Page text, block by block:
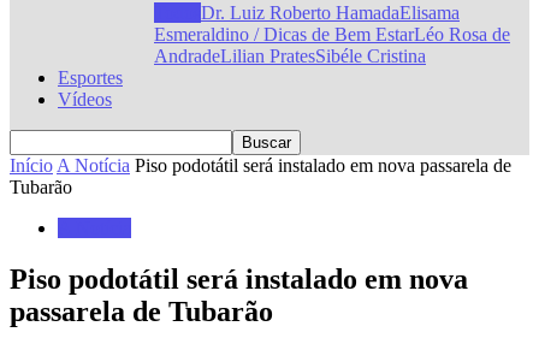
Dr. Luiz Roberto HamadaElisama
Esmeraldino / Dicas de Bem EstarLéo Rosa de
AndradeLilian PratesSibéle Cristina
Esportes
Vídeos
Início A Notícia Piso podotátil será instalado em nova passarela de
Tubarão
Piso podotátil será instalado em nova
passarela de Tubarão